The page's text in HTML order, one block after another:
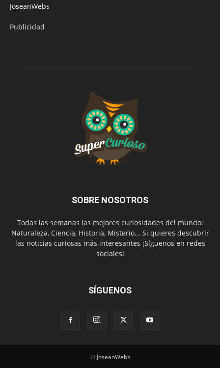
JoseanWebs
Publicidad
SOBRE NOSOTROS
Todas las semanas las mejores curiosidades del mundo:
Naturaleza, Ciencia, Historia, Misterio... Si quieres descubrir
las noticias curiosas más interesantes ¡Síguenos en redes
sociales!
SÍGUENOS
© JoseanWebs